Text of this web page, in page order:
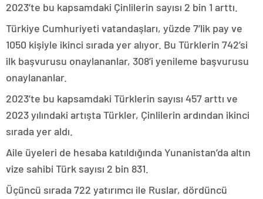
2023’te bu kapsamdaki Çinlilerin sayısı 2 bin 1 arttı.
Türkiye Cumhuriyeti vatandaşları, yüzde 7’lik pay ve
1050 kişiyle ikinci sırada yer alıyor. Bu Türklerin 742’si
ilk başvurusu onaylananlar, 308’i yenileme başvurusu
onaylananlar.
2023’te bu kapsamdaki Türklerin sayısı 457 arttı ve
2023 yılındaki artışta Türkler, Çinlilerin ardından ikinci
sırada yer aldı.
Aile üyeleri de hesaba katıldığında Yunanistan’da altın
vize sahibi Türk sayısı 2 bin 831.
Üçüncü sırada 722 yatırımcı ile Ruslar, dördüncü